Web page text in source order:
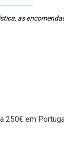
as
250€ em